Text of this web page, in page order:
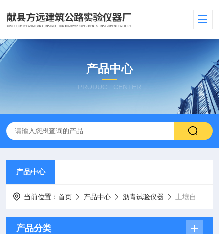
产品中心
PRODUCT CENTER
产品中心
当前位置：首页 产品中心 沥青试验仪器 土壤自由膨胀率测定仪
产品分类